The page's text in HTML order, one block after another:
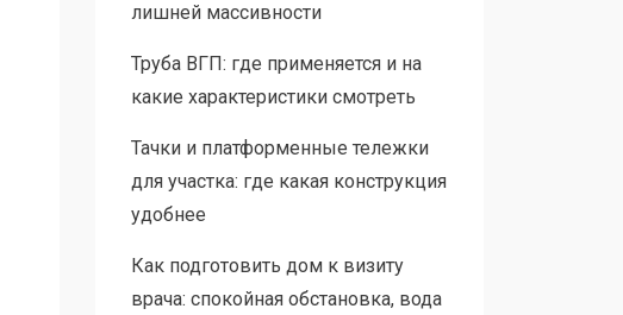
лишней массивности
Труба ВГП: где применяется и на
какие характеристики смотреть
Тачки и платформенные тележки
для участка: где какая конструкция
удобнее
Как подготовить дом к визиту
врача: спокойная обстановка, вода